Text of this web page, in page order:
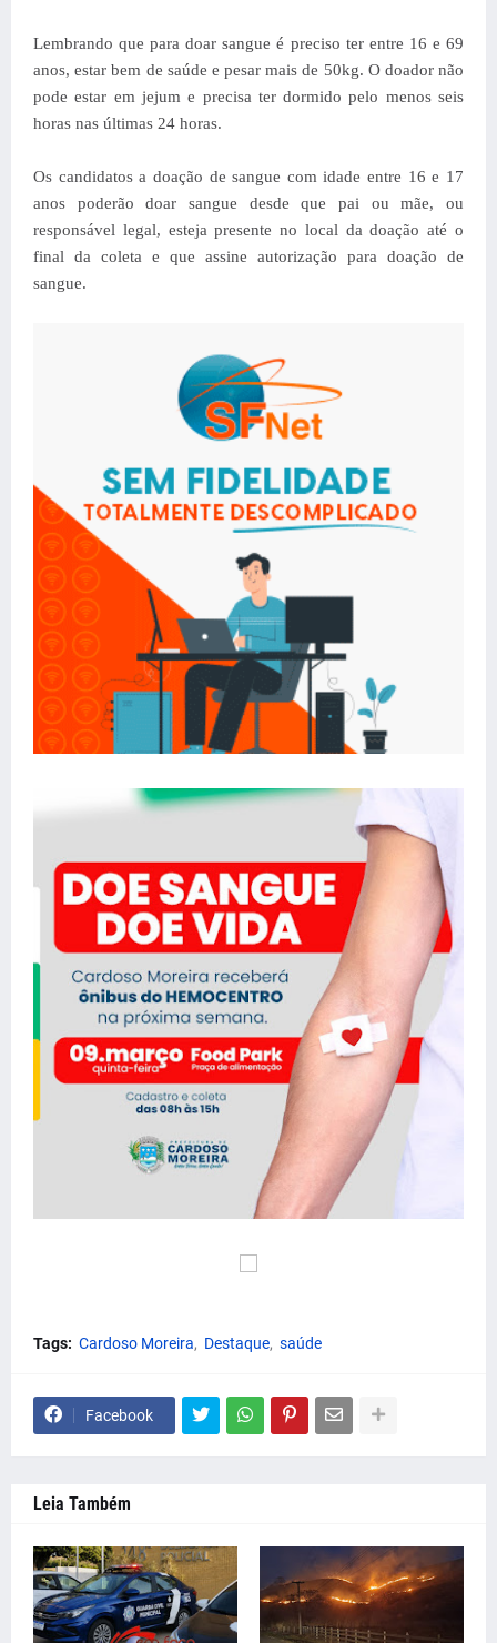
Lembrando que para doar sangue é preciso ter entre 16 e 69
anos, estar bem de saúde e pesar mais de 50kg. O doador não
pode estar em jejum e precisa ter dormido pelo menos seis
horas nas últimas 24 horas.
Os candidatos a doação de sangue com idade entre 16 e 17
anos poderão doar sangue desde que pai ou mãe, ou
responsável legal, esteja presente no local da doação até o
final da coleta e que assine autorização para doação de
sangue.
Tags: Cardoso Moreira Destaque saúde
Facebook
Leia Também